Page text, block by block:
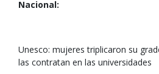
Nacional:
Unesco: mujeres triplicaron su
las contratan en las universidades